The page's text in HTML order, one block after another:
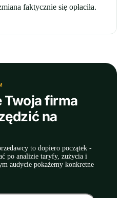
faktycznie się opłaciła.
Twoja firma
na
to dopiero początek -
po analizie taryfy, zużycia i
audycie pokażemy konkretne